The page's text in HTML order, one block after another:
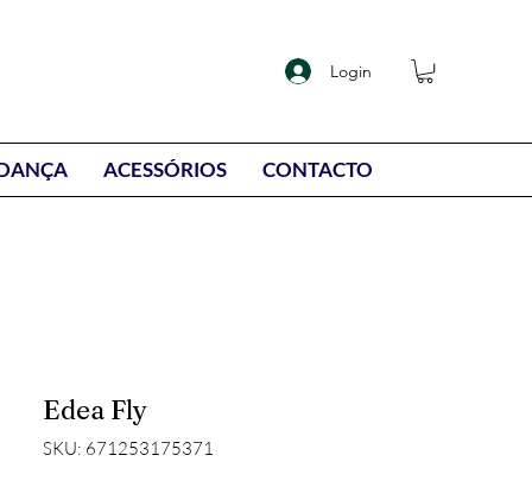
Login
ACESSÓRIOS CONTACTO
Edea Fly
SKU: 671253175371